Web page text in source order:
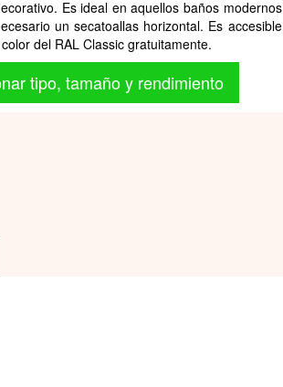
Es ideal en aquellos baños modernos
un secatoallas horizontal. Es accesible
del RAL Classic gratuitamente.
tipo, tamaño y rendimiento